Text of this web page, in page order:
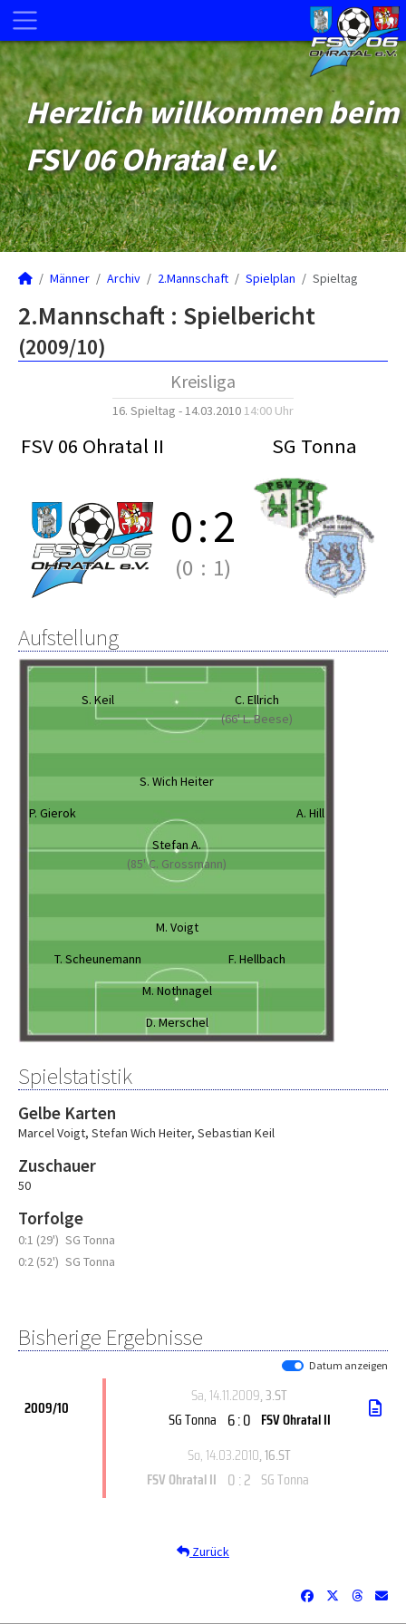
Herzlich willkommen beim
FSV 06 Ohratal e.V.
Männer Archiv 2.Mannschaft Spielplan Spieltag
2.Mannschaft : Spielbericht
(2009/10)
Kreisliga
16. Spieltag - 14.03.2010 14:00 Uhr
FSV 06 Ohratal II SG Tonna
0:2
(0 : 1)
Aufstellung
S. Keil
C. Ellrich
(66' L. Beese)
S. Wich Heiter
P. Gierok
A. Hill
Stefan A.
(85' C. Grossmann)
M. Voigt
T. Scheunemann
F. Hellbach
M. Nothnagel
D. Merschel
Spielstatistik
Gelbe Karten
Marcel Voigt, Stefan Wich Heiter, Sebastian Keil
Zuschauer
50
Torfolge
0:1 (29') SG Tonna
0:2 (52') SG Tonna
Bisherige Ergebnisse
Datum anzeigen
2009/10
Sa, 14.11.2009, 3.ST
SG Tonna 6 : 0 FSV Ohratal II
So, 14.03.2010, 16.ST
FSV Ohratal II 0 : 2 SG Tonna
Zurück